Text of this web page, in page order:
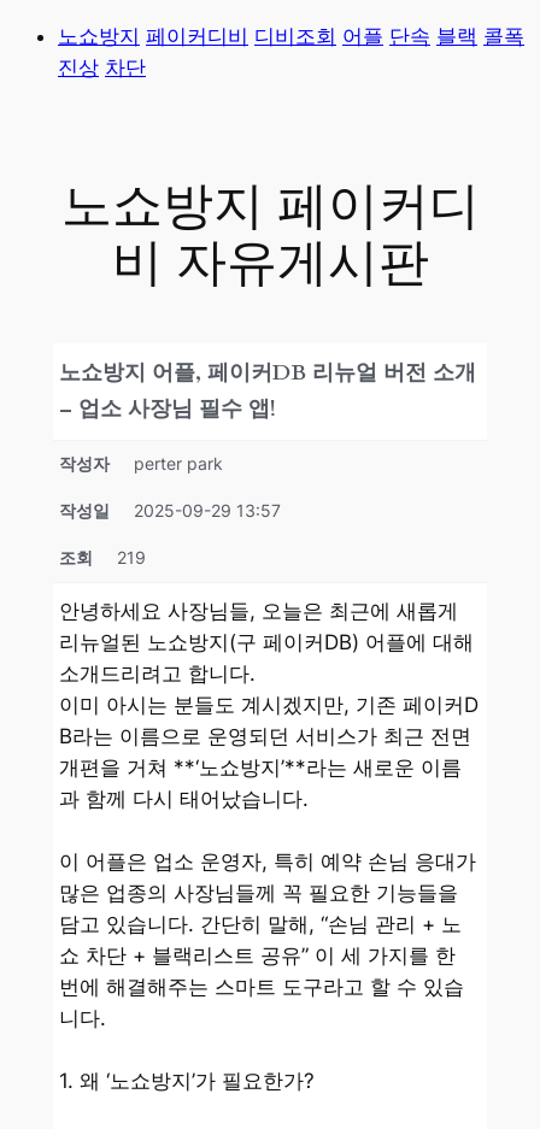
노쇼방지 페이커디비 디비조회 어플 단속 블랙 콜폭
진상 차단
노쇼방지 페이커디
비 자유게시판
노쇼방지 어플, 페이커DB 리뉴얼 버전 소개
– 업소 사장님 필수 앱!
작성자 perter park
작성일 2025-09-29 13:57
조회 219
안녕하세요 사장님들, 오늘은 최근에 새롭게
리뉴얼된 노쇼방지(구 페이커DB) 어플에 대해
소개드리려고 합니다.
이미 아시는 분들도 계시겠지만, 기존 페이커D
B라는 이름으로 운영되던 서비스가 최근 전면
개편을 거쳐 **‘노쇼방지’**라는 새로운 이름
과 함께 다시 태어났습니다.
이 어플은 업소 운영자, 특히 예약 손님 응대가
많은 업종의 사장님들께 꼭 필요한 기능들을
담고 있습니다. 간단히 말해, “손님 관리 + 노
쇼 차단 + 블랙리스트 공유” 이 세 가지를 한
번에 해결해주는 스마트 도구라고 할 수 있습
니다.
1. 왜 ‘노쇼방지’가 필요한가?